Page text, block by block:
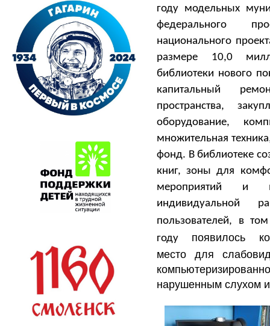
году модельных
федерального
национального
размере 10,0
библиотеки нового
капитальный
пространства,
оборудование,
множительная
фонд. В библиотеке
книг, зоны для
мероприятий и
индивидуальной
пользователей, в
году
появилось
место для
нарушенным слухом